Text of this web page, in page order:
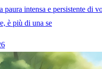
paura intensa e persistente di
è più di una se